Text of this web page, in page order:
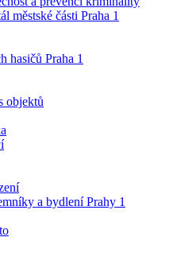
městské části Praha 1
hasičů Praha 1
objektů
a bydlení Prahy 1